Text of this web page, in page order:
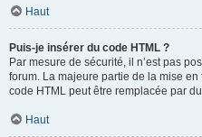
Haut
Puis-je insérer du code HTML ?
Par mesure de sécurité, il n’est pas
forum. La majeure partie de la mise
code HTML peut être remplacée par
Haut